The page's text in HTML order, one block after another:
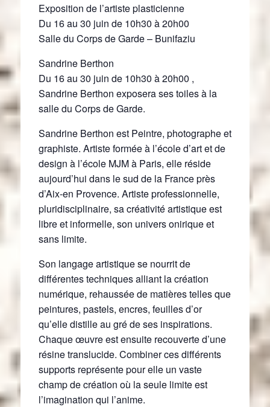
Exposition de l’artiste plasticienne
Du 16 au 30 juin de 10h30 à 20h00
Salle du Corps de Garde – Bunifaziu
Sandrine Berthon
Du 16 au 30 juin de 10h30 à 20h00 ,
Sandrine Berthon exposera ses toiles à la
salle du Corps de Garde.
Sandrine Berthon est Peintre, photographe et
graphiste. Artiste formée à l’école d’art et de
design à l’école MJM à Paris, elle réside
aujourd’hui dans le sud de la France près
d’Aix-en Provence. Artiste professionnelle,
pluridisciplinaire, sa créativité artistique est
libre et informelle, son univers onirique et
sans limite.
Son langage artistique se nourrit de
différentes techniques alliant la création
numérique, rehaussée de matières telles que
peintures, pastels, encres, feuilles d’or
qu’elle distille au gré de ses inspirations.
Chaque œuvre est ensuite recouverte d’une
résine translucide. Combiner ces différents
supports représente pour elle un vaste
champ de création où la seule limite est
l’imagination qui l’anime.